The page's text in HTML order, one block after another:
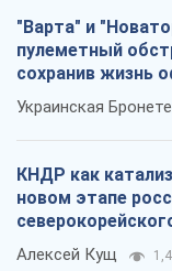
"Варта" и
пулеметный
сохранив жизнь
Украинская
КНДР как
новом этапе
Алексей Кущ